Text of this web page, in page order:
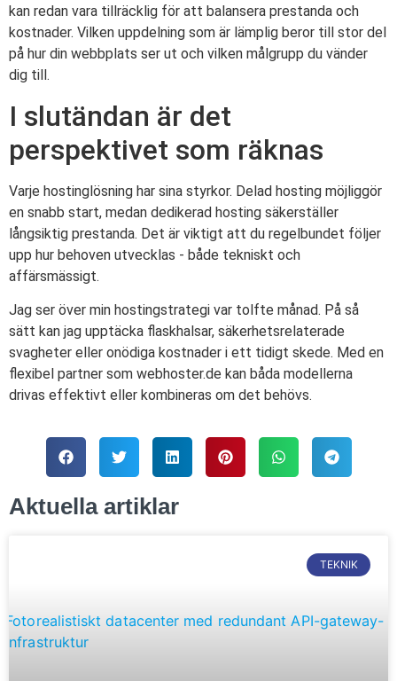
kan redan vara tillräcklig för att balansera prestanda och
kostnader. Vilken uppdelning som är lämplig beror till stor del
på hur din webbplats ser ut och vilken målgrupp du vänder
dig till.
I slutändan är det
perspektivet som räknas
Varje hostinglösning har sina styrkor. Delad hosting möjliggör
en snabb start, medan dedikerad hosting säkerställer
långsiktig prestanda. Det är viktigt att du regelbundet följer
upp hur behoven utvecklas - både tekniskt och
affärsmässigt.
Jag ser över min hostingstrategi var tolfte månad. På så
sätt kan jag upptäcka flaskhalsar, säkerhetsrelaterade
svagheter eller onödiga kostnader i ett tidigt skede. Med en
flexibel partner som webhoster.de kan båda modellerna
drivas effektivt eller kombineras om det behövs.
Aktuella artiklar
TEKNIK